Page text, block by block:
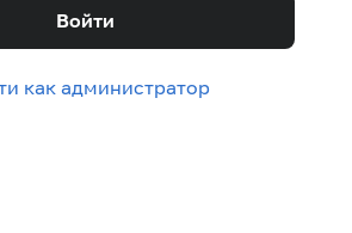
Войти
как администратор